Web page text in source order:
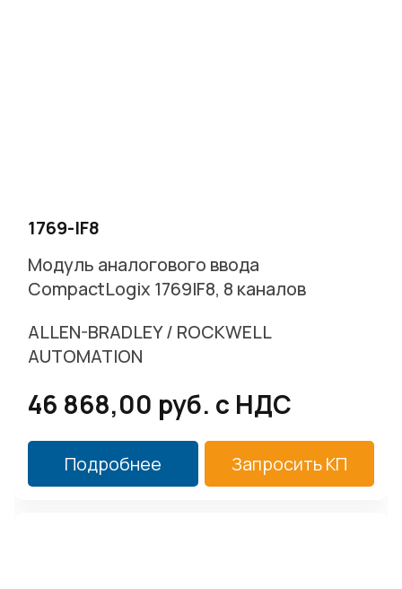
1769-IF8
Модуль аналогового ввода
CompactLogix 1769IF8, 8 каналов
ALLEN-BRADLEY / ROCKWELL
AUTOMATION
46 868,00 руб. с НДС
Подробнее Запросить КП